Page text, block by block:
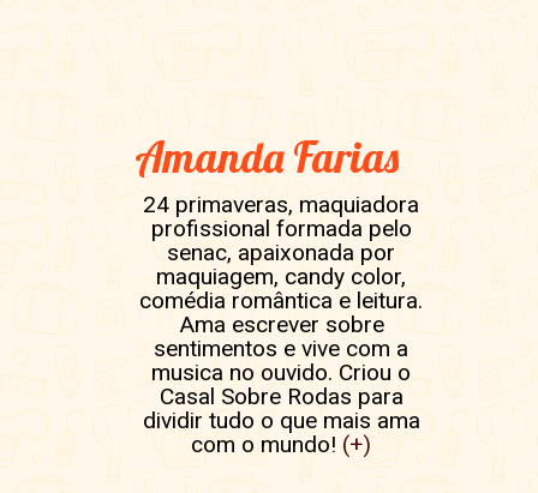
Amanda Farias
24 primaveras, maquiadora
profissional formada pelo
senac, apaixonada por
maquiagem, candy color,
comédia romântica e leitura.
Ama escrever sobre
sentimentos e vive com a
musica no ouvido. Criou o
Casal Sobre Rodas para
dividir tudo o que mais ama
com o mundo! (+)